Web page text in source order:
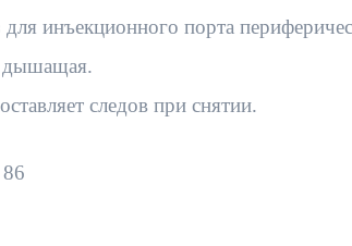
инъекционного порта
дышащая.
следов при снятии.